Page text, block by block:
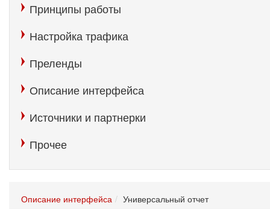
Принципы работы
Настройка трафика
Преленды
Описание интерфейса
Источники и партнерки
Прочее
Описание интерфейса Универсальный отчет